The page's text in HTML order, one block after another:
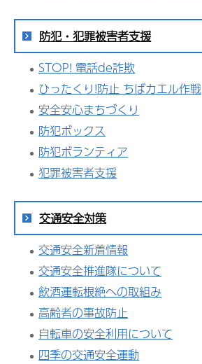
防犯・犯罪被害者支援
STOP! 電話de詐欺
ひったくり!防止 ちばカエル作戦
安全安心まちづくり
防犯ボックス
防犯ボランティア
犯罪被害者支援
交通安全対策
交通安全新着情報
交通安全推進隊について
飲酒運転根絶への取組み
高齢者の事故防止
自転車の安全利用について
四季の交通安全運動